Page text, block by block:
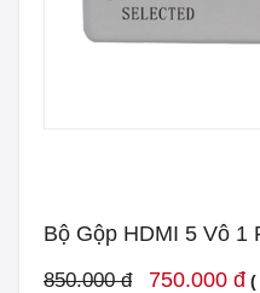
Bộ Gộp HDMI 5 Vô 1
850.000 đ 750.000 đ (